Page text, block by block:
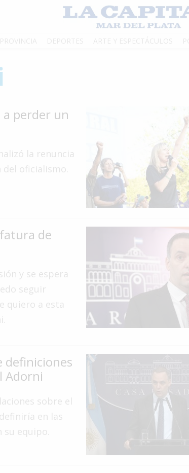
a perder un
la renuncia
oficialismo.
de
y se espera
seguir
quiero a esta
definiciones
Adorni
sobre el
en las
su equipo.